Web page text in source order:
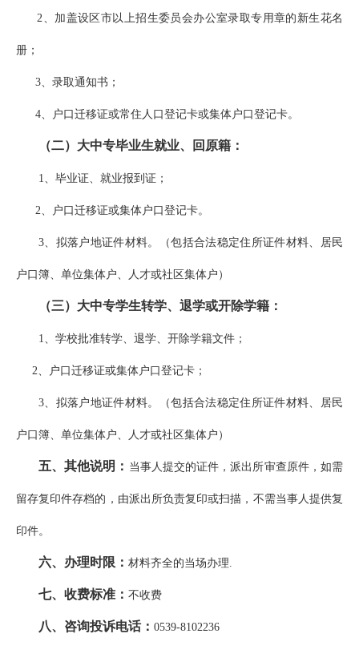
2、加盖设区市以上招生委员会办公室录取专用章的新生花名
册；
3、录取通知书；
4、户口迁移证或常住人口登记卡或集体户口登记卡。
（二）大中专毕业生就业、回原籍：
1、毕业证、就业报到证；
2、户口迁移证或集体户口登记卡。
3、拟落户地证件材料。（包括合法稳定住所证件材料、居民
户口簿、单位集体户、人才或社区集体户）
（三）大中专学生转学、退学或开除学籍：
1、学校批准转学、退学、开除学籍文件；
2、户口迁移证或集体户口登记卡；
3、拟落户地证件材料。（包括合法稳定住所证件材料、居民
户口簿、单位集体户、人才或社区集体户）
五、其他说明： 当事人提交的证件，派出所审查原件，如需
留存复印件存档的，由派出所负责复印或扫描，不需当事人提供复
印件。
六、办理时限： 材料齐全的当场办理.
七、收费标准： 不收费
八、咨询投诉电话： 0539-8102236